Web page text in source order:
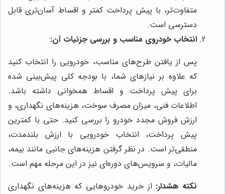
متفاوت‌تر، با پیش پرداخت کمتر و اقساط آسان‌تری قابل
دسترسی است.
انتخاب خودروی مناسب و بررسی جزئیات آن:
پس از یافتن طرح‌های مناسب، خودرویی را انتخاب کنید
که علاوه بر نیازهای شما، با بودجه کلی پیش‌بینی شده
برای پیش پرداخت و اقساط همخوانی داشته باشد.
اطلاعات فنی، میزان مصرف سوخت، هزینه‌های نگهداری، و
ارزش فروش مجدد خودرو را بررسی کنید. حتی با کمترین
پیش پرداخت، انتخاب خودرویی با ارزش بلندمدت،
منطقی‌تر است. در نظر گرفتن هزینه‌های جانبی مانند بیمه،
مالیات، و سرویس‌های دوره‌ای نیز در این مرحله مهم است.
نکته هشدار: از خرید خودروهایی که هزینه‌های نگهداری